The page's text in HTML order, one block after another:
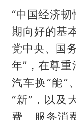
“中国经济
期向好的基
党中央、国
年”，在尊
汽车换“能”
“新”，以及
费、服务消